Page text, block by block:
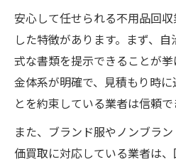
安心して任せられる不用品回
した特徴があります。まず、
式な書類を提示できることが
金体系が明確で、見積もり時
とを約束している業者は信頼で
また、ブランド服やノンブラ
価買取に対応している業者は